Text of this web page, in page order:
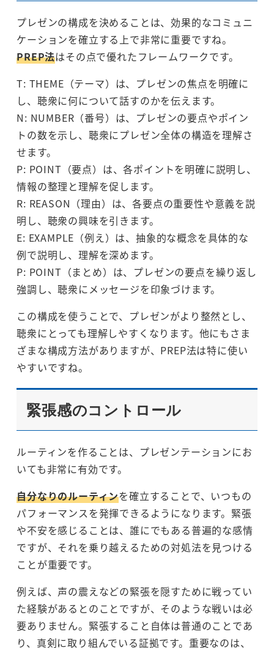
プレゼンの構成を決めることは、効果的なコミュニ
ケーションを確立する上で非常に重要ですね。
PREP法はその点で優れたフレームワークです。
T: THEME（テーマ）は、プレゼンの焦点を明確に
し、聴衆に何について話すのかを伝えます。
N: NUMBER（番号）は、プレゼンの要点やポイン
トの数を示し、聴衆にプレゼン全体の構造を理解さ
せます。
P: POINT（要点）は、各ポイントを明確に説明し、
情報の整理と理解を促します。
R: REASON（理由）は、各要点の重要性や意義を説
明し、聴衆の興味を引きます。
E: EXAMPLE（例え）は、抽象的な概念を具体的な
例で説明し、理解を深めます。
P: POINT（まとめ）は、プレゼンの要点を繰り返し
強調し、聴衆にメッセージを印象づけます。
この構成を使うことで、プレゼンがより整然とし、
聴衆にとっても理解しやすくなります。他にもさま
ざまな構成方法がありますが、PREP法は特に使い
やすいですね。
緊張感のコントロール
ルーティンを作ることは、プレゼンテーションにお
いても非常に有効です。
自分なりのルーティンを確立することで、いつもの
パフォーマンスを発揮できるようになります。緊張
や不安を感じることは、誰にでもある普遍的な感情
ですが、それを乗り越えるための対処法を見つける
ことが重要です。
例えば、声の震えなどの緊張を隠すために戦ってい
た経験があるとのことですが、そのような戦いは必
要ありません。緊張すること自体は普通のことであ
り、真剣に取り組んでいる証拠です。重要なのは、